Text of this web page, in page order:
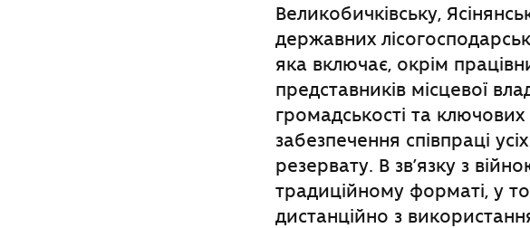
Великобичківську,
державних
яка включає, окрім
представників місцевої
громадськості та
забезпечення співпраці
резервату. В зв’язку з
традиційному форматі, у
дистанційно з